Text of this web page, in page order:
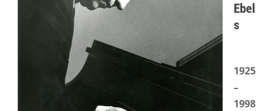
Ebel
s
1925
–
1998